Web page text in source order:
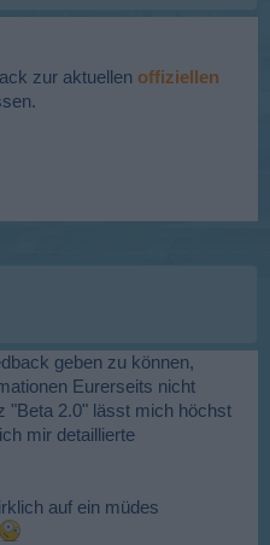
zur aktuellen offiziellen
geben zu können,
Eurerseits nicht
"Beta 2.0" lässt mich höchst
mir detaillierte
auf ein müdes